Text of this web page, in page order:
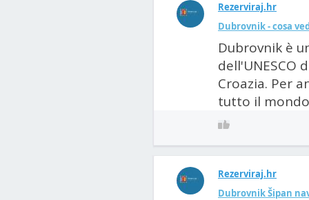
Rezerviraj.hr
Dubrovnik - cosa
Dubrovnik è
dell'UNESCO
Croazia. Per
tutto il
Rezerviraj.hr
Dubrovnik Šipan